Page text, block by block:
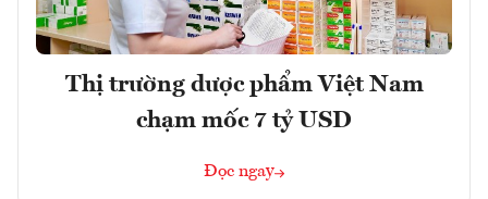
Thị trường dược phẩm Việt Nam
chạm mốc 7 tỷ USD
Đọc ngay